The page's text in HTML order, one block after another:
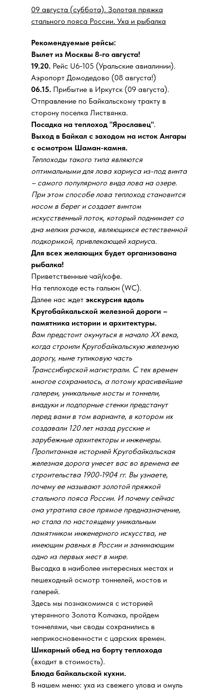
09 августа (суббота). Золотая пряжка
стального пояса России. Уха и рыбалка
Рекомендуемые рейсы:
Вылет из Москвы 8-го августа!
19.20. Рейс U6‑105 (Уральские авиалинии).
Аэропорт Домодедово (08 августа!)
06.15. Прибытие в Иркутск (09 августа).
Отправление по Байкальскому тракту в
сторону поселка Листвянка.
Посадка на теплоход "Ярославец".
Выход в Байкал с заходом на исток Ангары
с осмотром Шаман-камня.
Теплоходы такого типа являются
оптимальными для лова хариуса из-под винта
– самого популярного вида лова на озере.
При этом способе лова теплоход становится
носом в берег и создает винтом
искусственный поток, который поднимает со
дна мелких рачков, являющихся естественной
подкормкой, привлекающей хариуса.
Для всех желающих будет организована
рыбалка!
Приветственные чай/кофе.
На теплоходе есть гальюн (WC).
Далее нас ждет экскурсия вдоль
Кругобайкальской железной дороги –
памятника истории и архитектуры.
Вам предстоит окунуться в начало ХХ века,
когда строили Кругобайкальскую железную
дорогу, ныне тупиковую часть
Транссибирской магистрали. С тех времен
многое сохранилось, а потому красивейшие
галереи, уникальные мосты и тоннели,
виадуки и подпорные стенки предстанут
перед вами в том варианте, в котором их
создавали 120 лет назад русские и
зарубежные архитекторы и инженеры.
Пропитанная историей Кругобайкальская
железная дорога унесет вас во времена ее
строительства 1900-1904 гг. Вы узнаете,
почему ее называют золотой пряжкой
стального пояса России. И почему сейчас
она утратила свое прямое предназначение,
но стала по настоящему уникальным
памятником инженерного искусства, не
имеющим равных в России и занимающим
одно из первых мест в мире.
Высадка в наиболее интересных местах и
пешеходный осмотр тоннелей, мостов и
галерей.
Здесь мы познакомимся с историей
утерянного Золота Колчака, пройдем
тоннелями, чьи своды сохранились в
неприкосновенности с царских времен.
Шикарный обед на борту теплохода
(входит в стоимость).
Блюда байкальской кухни.
В нашем меню: уха из свежего улова и омуль